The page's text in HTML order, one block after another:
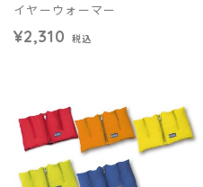
イヤーウォーマー
¥2,310 税込